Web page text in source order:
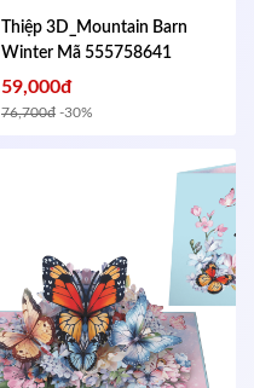
Thiệp 3D_Mountain Barn
Winter Mã 555758641
59,000đ
76,700đ -30%